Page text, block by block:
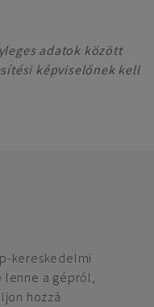
adatok között
képviselőnek kell
kereskedelmi
lenne a gépről,
hozzá